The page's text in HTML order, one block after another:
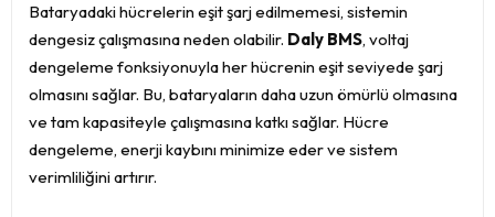
Bataryadaki hücrelerin eşit şarj edilmemesi, sistemin
dengesiz çalışmasına neden olabilir. Daly BMS, voltaj
dengeleme fonksiyonuyla her hücrenin eşit seviyede şarj
olmasını sağlar. Bu, bataryaların daha uzun ömürlü olmasına
ve tam kapasiteyle çalışmasına katkı sağlar. Hücre
dengeleme, enerji kaybını minimize eder ve sistem
verimliliğini artırır.